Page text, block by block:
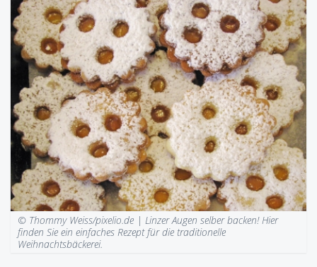
© Thommy Weiss/pixelio.de |Linzer Augen selber backen! Hier
finden Sie ein einfaches Rezept für die traditionelle
Weihnachtsbäckerei.